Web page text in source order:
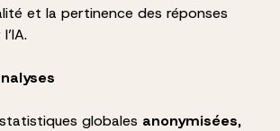
et la pertinence des réponses
globales anonymisées,